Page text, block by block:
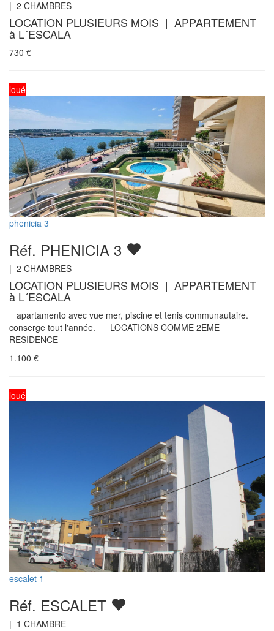
| 2 CHAMBRES
LOCATION PLUSIEURS MOIS | APPARTEMENT
à L´ESCALA
730 €
loué
phenicia 3
Réf. PHENICIA 3
| 2 CHAMBRES
LOCATION PLUSIEURS MOIS | APPARTEMENT
à L´ESCALA
apartamento avec vue mer, piscine et tenis communautaire.
conserge tout l'année. LOCATIONS COMME 2EME
RESIDENCE
1.100 €
loué
escalet 1
Réf. ESCALET
| 1 CHAMBRE